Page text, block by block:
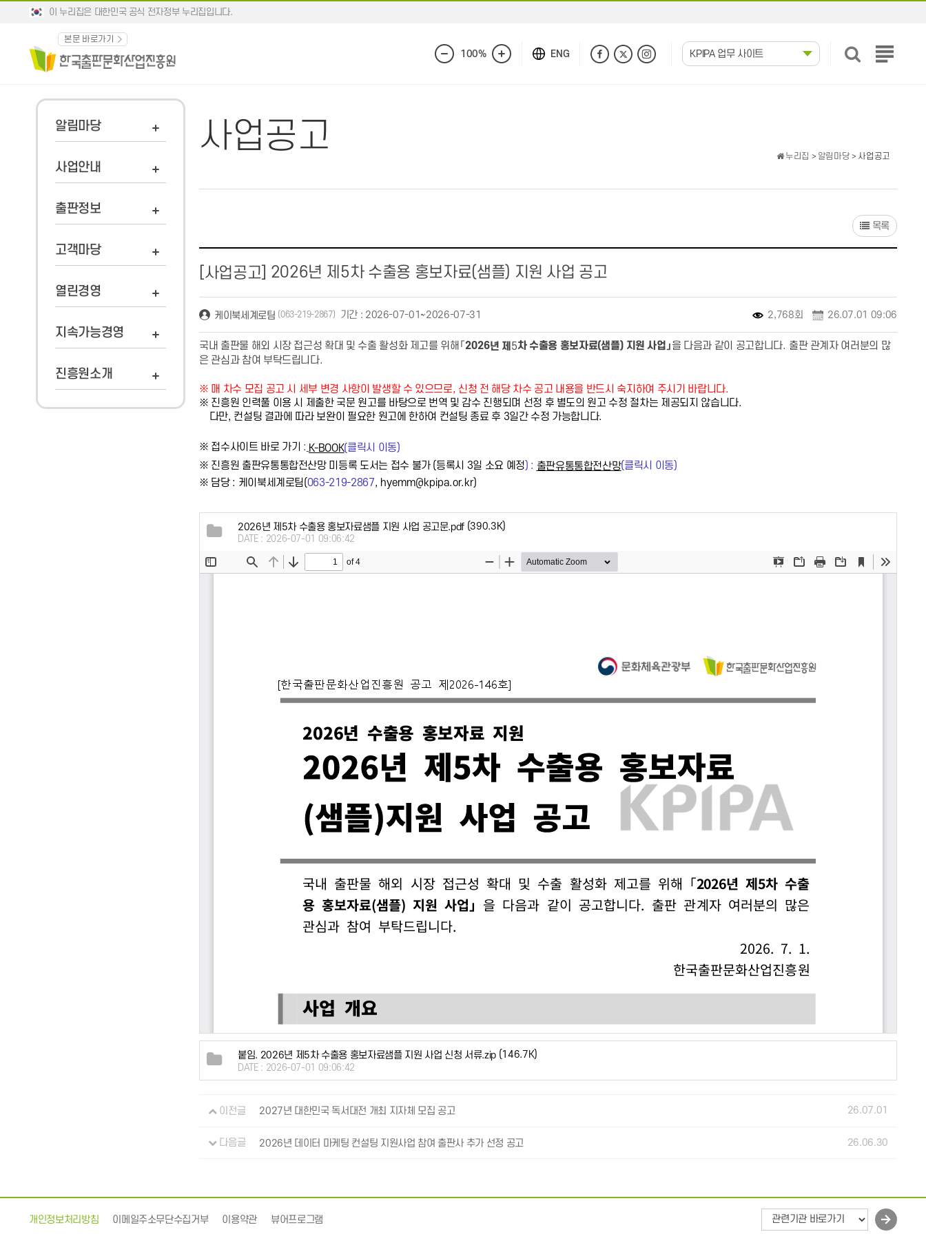
이 누리집은 대한민국 공식 전자정부 누리집입니다.
본문 바로가기
화
100%
화
ENG KPIPA 업무 사이트
전
알림마당
사업안내
출판정보
고객마당
열린경영
지속가능경영
진흥원소개
사업공고 누리집 > 알림마당 > 사업공고
목록
[사업공고] 2026년 제5차 수출용 홍보자료(샘플) 지원 사업 공고
케이북세계로팀 (063-219-2867) 기간 : 2026-07-01~2026-07-31 2,768회 26.07.01 09:06
국내 출판물 해외 시장 접근성 확대 및 수출 활성화 제고를 위해 「 2026년 제 5차 수출용 홍보자료(샘플) 지원 사업」을 다음과 같이 공고합니다. 출판 관계자 여러분의 많
은 관심과 참여 부탁드립니다.
※ ​ 매 차수 모집 공고 시 세부 변경 사항이 발생할 수 있으므로, 신청 전 해당 차수 공고 내용을 반드시 숙지하여 주시기 바랍니다.
※ 진흥원 인력풀 이용 시 제출한 국문 원고를 바탕으로 번역 및 감수 진행되며 선정 후 별도의 원고 수정 절차는 제공되지 않습니다.
다만, 컨설팅 결과에 따라 보완이 필요한 원고에 한하여 컨설팅 종료 후 3일간 수정 가능합니다.
※ 접수사이트 바로 가기 : K-BOOK(클릭시 이동)
※ 진흥원 출판유통통합전산망 미등록 도서는 접수 불가 (등록시 3일 소요 예정) : 출판유통통합전산망(클릭시 이동)
※ 담당 : 케이북세계로팀(063-219-2867, hyemm@kpipa.or.kr)
2026년 제5차 수출용 홍보자료샘플 지원 사업 공고문.pdf (390.3K)
DATE : 2026-07-01 09:06:42
붙임. 2026년 제5차 수출용 홍보자료샘플 지원 사업 신청 서류.zip (146.7K)
DATE : 2026-07-01 09:06:42
이전글 2027년 대한민국 독서대전 개최 지자체 모집 공고 26.07.01
다음글 2026년 데이터 마케팅 컨설팅 지원사업 참여 출판사 추가 선정 공고 26.06.30
개인정보처리방침 이메일주소무단수집거부 이용약관 뷰어프로그램
바
로